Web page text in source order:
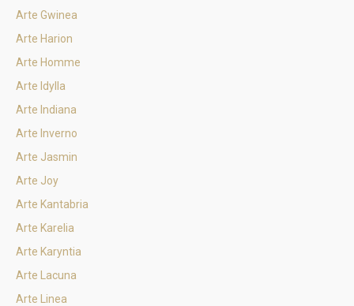
Arte Gwinea
Arte Harion
Arte Homme
Arte Idylla
Arte Indiana
Arte Inverno
Arte Jasmin
Arte Joy
Arte Kantabria
Arte Karelia
Arte Karyntia
Arte Lacuna
Arte Linea